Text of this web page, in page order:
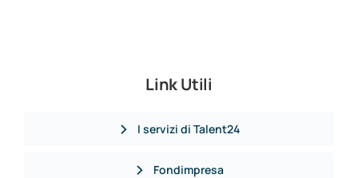
Link Utili
I servizi di Talent24
Fondimpresa